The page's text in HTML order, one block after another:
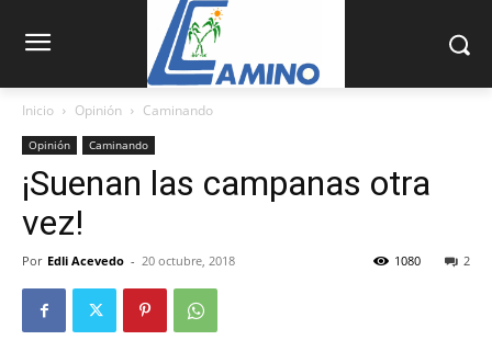
Inicio Opinión Caminando
Opinión Caminando
¡Suenan las campanas otra
vez!
Por Edli Acevedo - 20 octubre, 2018 2
1080